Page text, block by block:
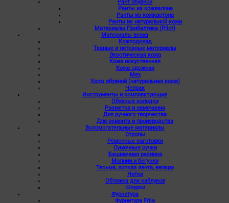
Рант обувной
Ранты из кожвалона
Ранты из кожкартона
Ранты из натуральной кожи
Материалы Прибалтика (Pilot)
Материалы верха
Кожподклад
Тканые и нетканые материалы
Экзотическая кожа
Кожа искуственная
Кожа одежная
Мех
Хром обувной (натуральная кожа)
Чепрак
Инструменты и комплектующие
Обувные колодки
Разметка и намечания
Для ручного творчества
Для ремонта и производства
Вспомогательные материалы
Стропы
Ременные заготовки
Сумочные ручки
Башмачная резинка
Молнии и бегунки
Тесьма, липкая лента, велкро
Нитки
Обтяжка для каблуков
Шнурки
Фурнитура
Фурнитура Frija